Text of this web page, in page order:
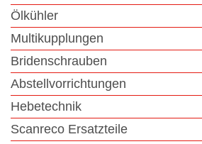
Ölkühler
Multikupplungen
Bridenschrauben
Abstellvorrichtungen
Hebetechnik
Scanreco Ersatzteile